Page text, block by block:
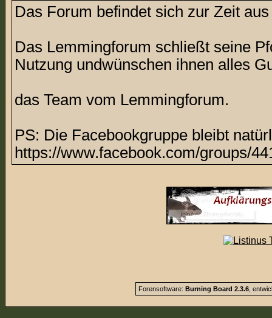
Das Forum befindet sich zur Zeit
Das Lemmingforum schließt seine
Nutzung undwünschen ihnen alles
das Team vom Lemmingforum.
PS: Die Facebookgruppe bleibt
https://www.facebook.com/groups/
Forensoftware: Burning Board 2.3.6,